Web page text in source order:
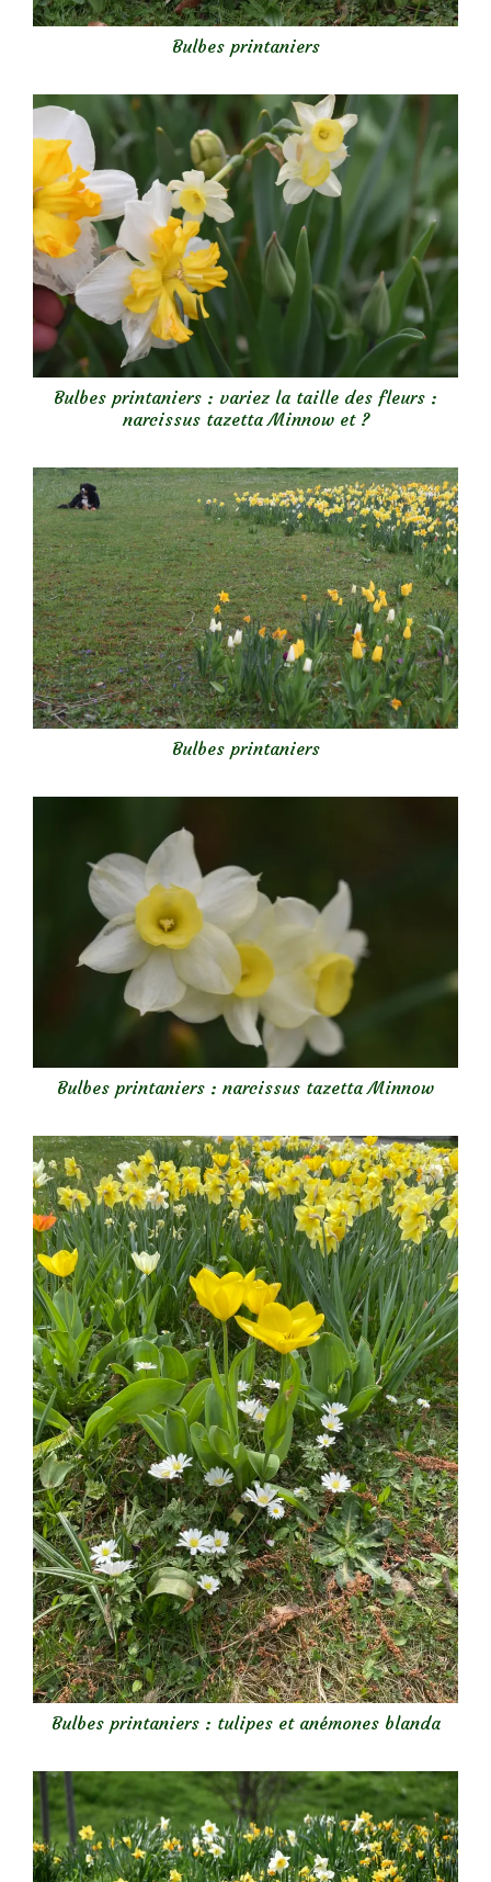
Bulbes printaniers
Bulbes printaniers : variez la taille des fleurs :
narcissus tazetta Minnow et ?
Bulbes printaniers
Bulbes printaniers : narcissus tazetta Minnow
Bulbes printaniers : tulipes et anémones blanda